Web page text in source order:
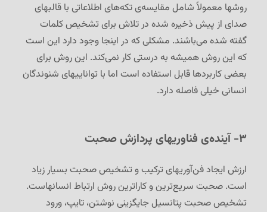
روشها معمولاً شامل مقایسه‌ی تکه‌های اطلاعاتی با قالبهای
صدای از پیش ذخیره شده در تلاش برای تشخیص کلمات
گفته شده می‌باشند. مشکلی که در اینجا وجود دارد این است
که این روش همیشه به درستی کار نمی‌کند. این روش برای
بعضی کاربردها قابل استفاده است اما با تواناییهای شنوندگان
انسانی خیلی فاصله دارد.
۳- آینده‌ی فناوریهای پردازش صحبت
ارزش ایجاد فن‌آوریهای ترکیب و تشخیص صحبت بسیار زیاد
است. صحبت سریع‌ترین و کاراترین روش ارتباط انسانهاست.
تشخیص صحبت پتانسیل جایگزینی نوشتن، تایپ، ورود